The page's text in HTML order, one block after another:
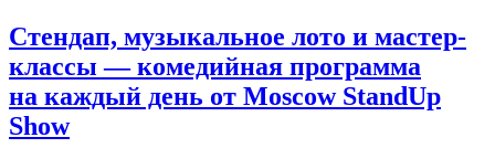
Стендап, музыкальное лото и мастер-
классы — комедийная программа
на каждый день от Moscow StandUp
Show